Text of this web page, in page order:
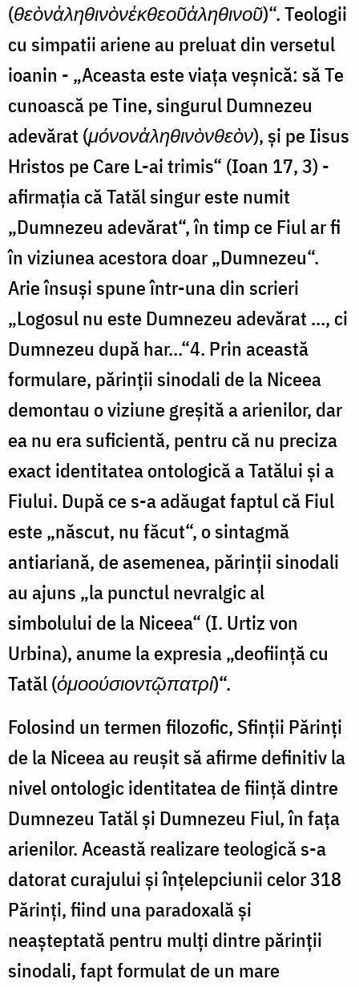
(θεὸνἀληθινὸνἐκθεοῦἀληθινοῦ)“. Teologii
cu simpatii ariene au preluat din versetul
ioanin - „Aceasta este viața veșnică: să Te
cunoască pe Tine, singurul Dumnezeu
adevărat (μόνονἀληθινὸνθεὸν), și pe Iisus
Hristos pe Care L-ai trimis“ (Ioan 17, 3) -
afirmația că Tatăl singur este numit
„Dumnezeu adevărat“, în timp ce Fiul ar fi
în viziunea acestora doar „Dumnezeu“.
Arie însuși spune într-una din scrieri
„Logosul nu este Dumnezeu adevărat ..., ci
Dumnezeu după har...“4. Prin această
formulare, părinţii sinodali de la Niceea
demontau o viziune greșită a arienilor, dar
ea nu era suficientă, pentru că nu preciza
exact identitatea ontologică a Tatălui și a
Fiului. După ce s-a adăugat faptul că Fiul
este „născut, nu făcut“, o sintagmă
antiariană, de asemenea, părinții sinodali
au ajuns „la punctul nevralgic al
simbolului de la Niceea“ (I. Urtiz von
Urbina), anume la expresia „deoființă cu
Tatăl (ὁμοούσιοντῷπατρί)“.
Folosind un termen filozofic, Sfinții Părinți
de la Niceea au reușit să afirme definitiv la
nivel ontologic identitatea de fiinţă dintre
Dumnezeu Tatăl și Dumnezeu Fiul, în fața
arienilor. Această realizare teologică s-a
datorat curajului și înțelepciunii celor 318
Părinți, fiind una paradoxală și
neașteptată pentru mulți dintre părinţii
sinodali, fapt formulat de un mare